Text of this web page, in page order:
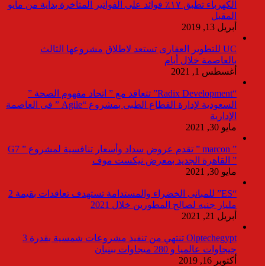
الكهرباء تطبق ١٧٪ فوائد على الفواتير المتأخرة بداية من مايو
المقبل
أبريل 13, 2019
UC للتطوير العقارى تستعد لاطلاق مشروعها الثالث
بالعاصمة خلال أيام
أغسطس 1, 2021
“Radix Development” تتعاقد مع ” اتحاد مفهوم الصحة ”
السعودية لإدارة القطاع الطبى بمشروع “Agile ” فى العاصمة
الإدارية
مايو 30, 2021
” marcon ” تقدم عروض سداد وأسعار تنافسية لمشروع ” G7
” القاهرة الجديد بمعرض نيكست موف
مايو 30, 2021
“ES” للمبانى الخضراء والمستدامة تستهدف تعاقدات بقيمة 2
مليار جنيه لصالح المطورين خلال 2021
أبريل 21, 2021
Olptechegypt تنتهي من تنفيذ مشروعات شمسية بقدرة 3
جيجاوات عالميا و 280 ميجاوات ببنبان
أكتوبر 16, 2019